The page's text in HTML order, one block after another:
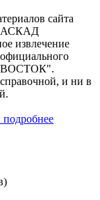
сайта
извлечение
ВОСТОК".
и ни в